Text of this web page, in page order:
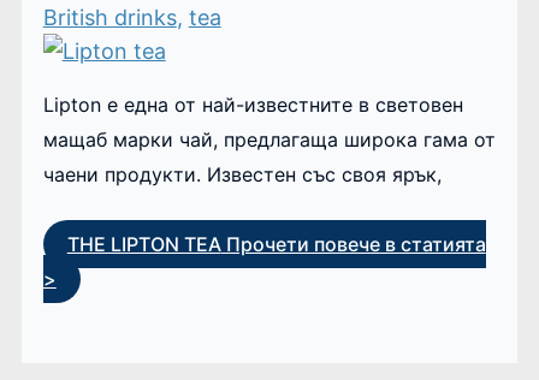
British drinks, tea
Lipton е една от най-известните в световен
мащаб марки чай, предлагаща широка гама от
чаени продукти. Известен със своя ярък,
THE LIPTON TEAПрочети повече в статията
>